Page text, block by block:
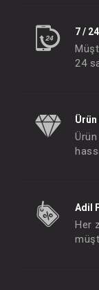
7 /
24
Adil
Her